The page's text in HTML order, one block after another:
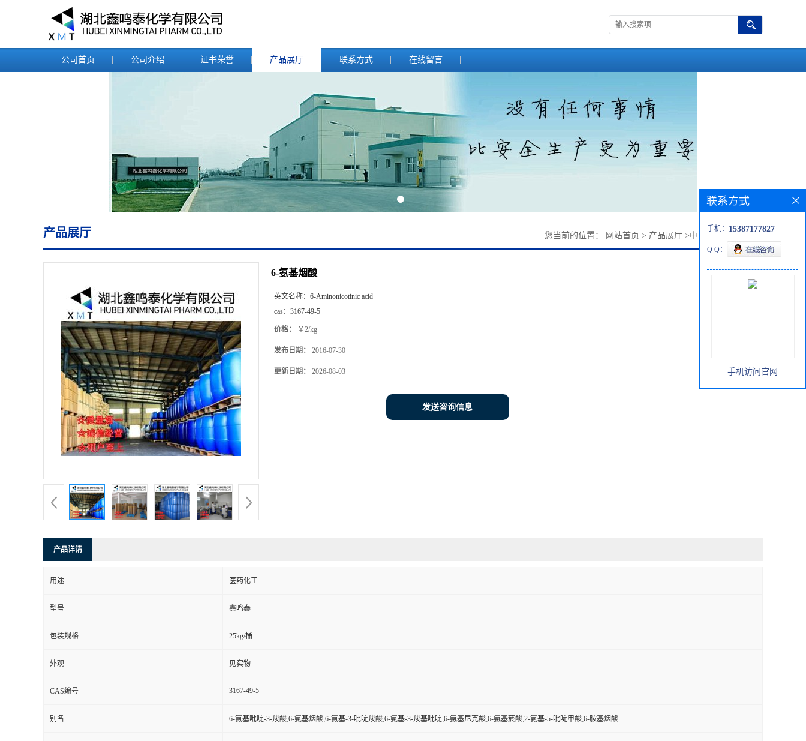
公司首页 公司介绍 证书荣誉 产品展厅 联系方式 在线留言
产品展厅 您当前的位置： 网站首页 > 产品展厅 >中间体
6-氨基烟酸
英文名称： 6-Aminonicotinic acid
cas： 3167-49-5
价格： ￥2/kg
发布日期： 2016-07-30
更新日期： 2026-08-03
发送咨询信息
产品详请
用途 医药化工
型号 鑫鸣泰
包装规格 25kg/桶
外观 见实物
CAS编号 3167-49-5
别名 6-氨基吡啶-3-羧酸;6-氨基烟酸;6-氨基-3-吡啶羧酸;6-氨基-3-羧基吡啶;6-氨基尼克酸;6-氨基菸酸;2-氨基-5-吡啶甲酸;6-胺基烟酸
联系方式
手机： 15387177827
Q Q：
手机访问官网